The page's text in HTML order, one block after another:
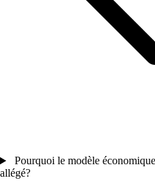
Pourquoi le modèle
allégé?